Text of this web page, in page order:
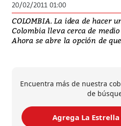
20/02/2011 01:00
COLOMBIA. La idea de hacer
Colombia lleva cerca de
Ahora se abre la opción de
Encuentra más de nuestra
de
Agrega La